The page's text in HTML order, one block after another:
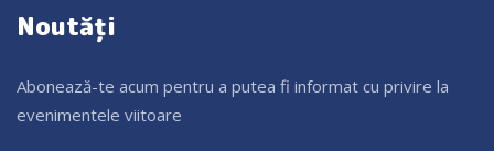
Noutăți
Abonează-te acum pentru a putea fi informat cu privire la
evenimentele viitoare